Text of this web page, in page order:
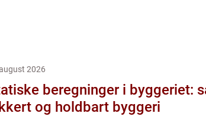
2026
beregninger i byggeriet:
og holdbart byggeri